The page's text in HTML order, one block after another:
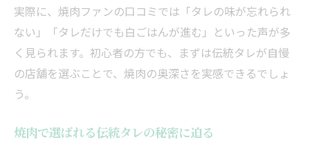
実際に、焼肉ファンの口コミでは「タレの味が忘れられ
ない」「タレだけでも白ごはんが進む」といった声が多
く見られます。初心者の方でも、まずは伝統タレが自慢
の店舗を選ぶことで、焼肉の奥深さを実感できるでしょ
う。
焼肉で選ばれる伝統タレの秘密に迫る